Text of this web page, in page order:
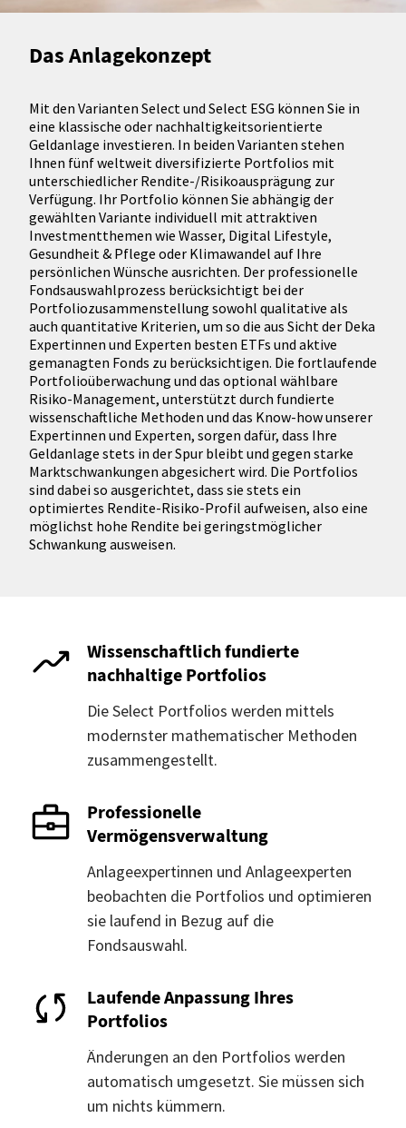
Das Anlagekonzept
Mit den Varianten Select und Select ESG können Sie in
eine klassische oder nachhaltigkeitsorientierte
Geldanlage investieren. In beiden Varianten stehen
Ihnen fünf weltweit diversifizierte Portfolios mit
unterschiedlicher Rendite-/Risikoausprägung zur
Verfügung. Ihr Portfolio können Sie abhängig der
gewählten Variante individuell mit attraktiven
Investmentthemen wie Wasser, Digital Lifestyle,
Gesundheit & Pflege oder Klimawandel auf Ihre
persönlichen Wünsche ausrichten. Der professionelle
Fondsauswahlprozess berücksichtigt bei der
Portfoliozusammenstellung sowohl qualitative als
auch quantitative Kriterien, um so die aus Sicht der Deka
Expertinnen und Experten besten ETFs und aktive
gemanagten Fonds zu berücksichtigen. Die fortlaufende
Portfolioüberwachung und das optional wählbare
Risiko-Management, unterstützt durch fundierte
wissenschaftliche Methoden und das Know-how unserer
Expertinnen und Experten, sorgen dafür, dass Ihre
Geldanlage stets in der Spur bleibt und gegen starke
Marktschwankungen abgesichert wird. Die Portfolios
sind dabei so ausgerichtet, dass sie stets ein
optimiertes Rendite-Risiko-Profil aufweisen, also eine
möglichst hohe Rendite bei geringstmöglicher
Schwankung ausweisen.
Wissenschaftlich fundierte
nachhaltige Portfolios
Die Select Portfolios werden mittels
modernster mathematischer Methoden
zusammengestellt.
Professionelle
Vermögensverwaltung
Anlageexpertinnen und Anlageexperten
beobachten die Portfolios und optimieren
sie laufend in Bezug auf die
Fondsauswahl.
Laufende Anpassung Ihres
Portfolios
Änderungen an den Portfolios werden
automatisch umgesetzt. Sie müssen sich
um nichts kümmern.